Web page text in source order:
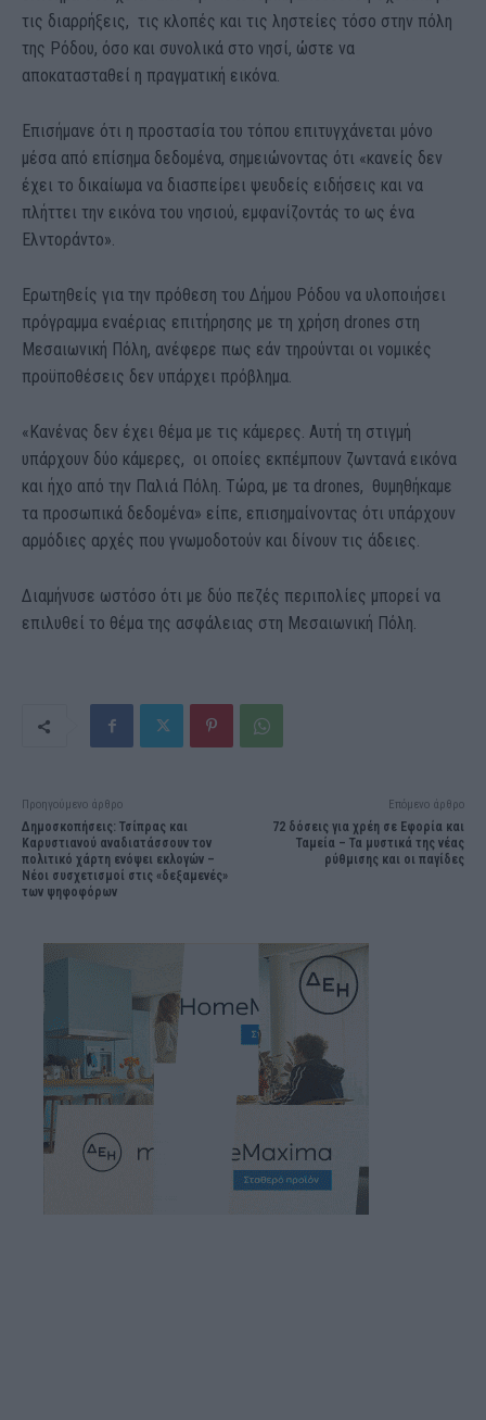
τις διαρρήξεις, τις κλοπές και τις ληστείες τόσο στην πόλη
της Ρόδου, όσο και συνολικά στο νησί, ώστε να
αποκατασταθεί η πραγματική εικόνα.
Επισήμανε ότι η προστασία του τόπου επιτυγχάνεται μόνο
μέσα από επίσημα δεδομένα, σημειώνοντας ότι «κανείς δεν
έχει το δικαίωμα να διασπείρει ψευδείς ειδήσεις και να
πλήττει την εικόνα του νησιού, εμφανίζοντάς το ως ένα
Ελντοράντο».
Ερωτηθείς για την πρόθεση του Δήμου Ρόδου να υλοποιήσει
πρόγραμμα εναέριας επιτήρησης με τη χρήση drones στη
Μεσαιωνική Πόλη, ανέφερε πως εάν τηρούνται οι νομικές
προϋποθέσεις δεν υπάρχει πρόβλημα.
«Κανένας δεν έχει θέμα με τις κάμερες. Αυτή τη στιγμή
υπάρχουν δύο κάμερες, οι οποίες εκπέμπουν ζωντανά εικόνα
και ήχο από την Παλιά Πόλη. Τώρα, με τα drones, θυμηθήκαμε
τα προσωπικά δεδομένα» είπε, επισημαίνοντας ότι υπάρχουν
αρμόδιες αρχές που γνωμοδοτούν και δίνουν τις άδειες.
Διαμήνυσε ωστόσο ότι με δύο πεζές περιπολίες μπορεί να
επιλυθεί το θέμα της ασφάλειας στη Μεσαιωνική Πόλη.
Προηγούμενο άρθρο
Δημοσκοπήσεις: Τσίπρας και
Καρυστιανού αναδιατάσσουν τον
πολιτικό χάρτη ενόψει εκλογών –
Νέοι συσχετισμοί στις «δεξαμενές»
των ψηφοφόρων
Επόμενο άρθρο
72 δόσεις για χρέη σε Εφορία και
Ταμεία – Τα μυστικά της νέας
ρύθμισης και οι παγίδες